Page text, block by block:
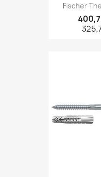
Fischer